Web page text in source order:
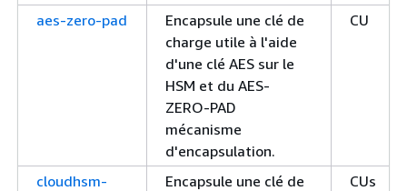
aes-zero-pad
Encapsule une clé de
charge utile à l'aide
d'une clé AES sur le
HSM et du AES-
ZERO-PAD
mécanisme
d'encapsulation.
CU
cloudhsm-
Encapsule une clé de
CUs